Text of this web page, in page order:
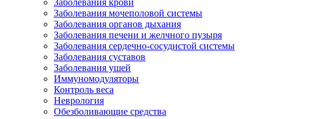
Заболевания крови
Заболевания мочеполовой системы
Заболевания органов дыхания
Заболевания печени и желчного пузыря
Заболевания сердечно-сосудистой системы
Заболевания суставов
Заболевания ушей
Иммуномодуляторы
Контроль веса
Неврология
Обезболивающие средства